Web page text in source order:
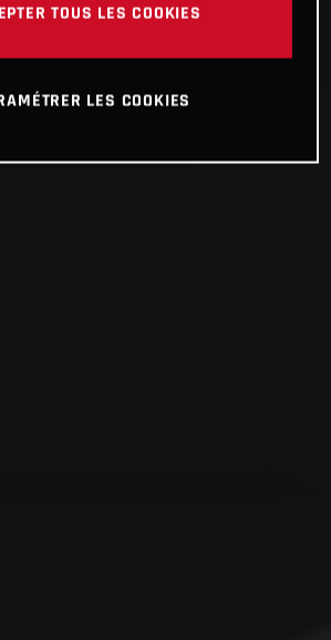
TOUS LES COOKIES
LES COOKIES